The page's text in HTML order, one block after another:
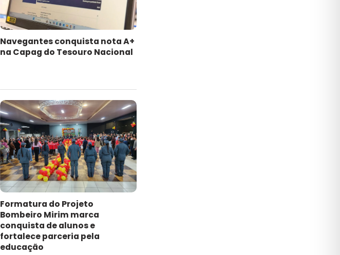
Navegantes conquista nota A+
na Capag do Tesouro Nacional
Formatura do Projeto
Bombeiro Mirim marca
conquista de alunos e
fortalece parceria pela
educação